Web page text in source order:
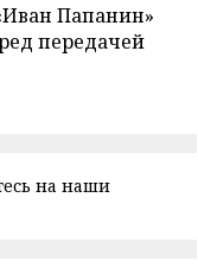
Папанин»
передачей
на наши